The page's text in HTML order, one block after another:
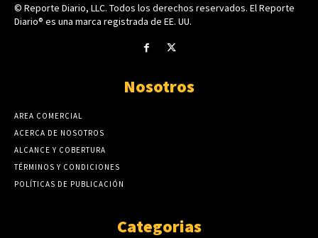
© Reporte Diario, LLC. Todos los derechos reservados. El Reporte
Diario® es una marca registrada de EE. UU.
Nosotros
AREA COMERCIAL
ACERCA DE NOSOTROS
ALCANCE Y COBERTURA
TÉRMINOS Y CONDICIONES
POLÍTICAS DE PUBLICACIÓN
Categorias